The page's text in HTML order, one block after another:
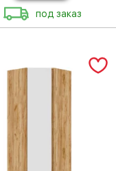
под заказ